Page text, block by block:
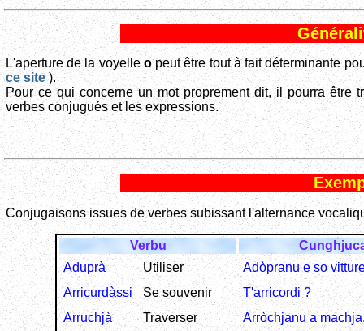
L'aperture de la voyelleopeut être tout à fait déterminante
ce site ).
Pour ce qui concerne un mot proprement dit, il pourra être
verbes conjugués et les expressions.
Conjugaisons issues de verbes subissant l'alternance
Verbu
Aduprà
Utiliser
Adòpranu e so
Arricurdàssi
Se souvenir
T'arricordi ?
Arruchjà
Traverser Arròchjanu a